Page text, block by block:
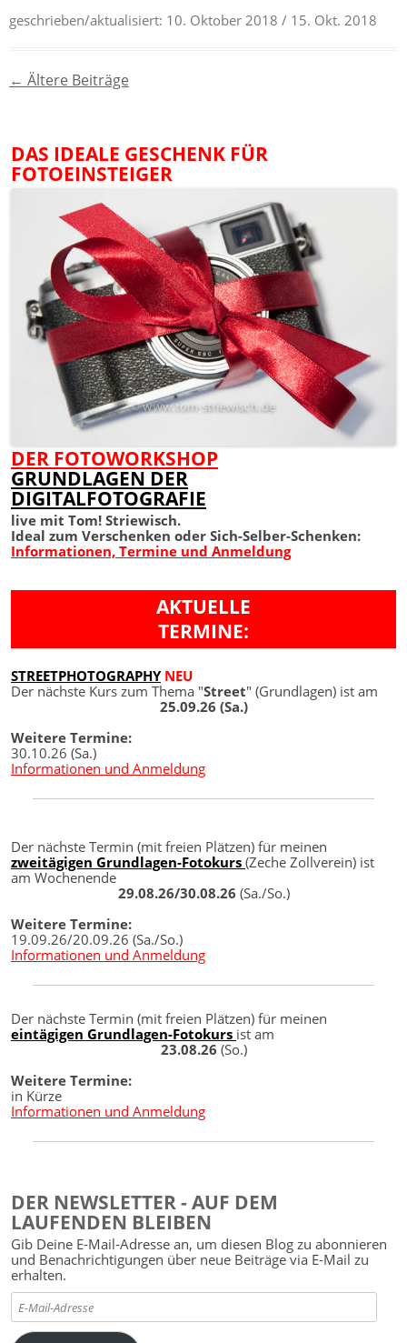
geschrieben/aktualisiert: 10. Oktober 2018 / 15. Okt. 2018
Beitragsnavigation
← Ältere Beiträge
DAS IDEALE GESCHENK FÜR
FOTOEINSTEIGER
DER FOTOWORKSHOP
GRUNDLAGEN DER
DIGITALFOTOGRAFIE
live mit Tom! Striewisch.
Ideal zum Verschenken oder Sich-Selber-Schenken:
Informationen, Termine und Anmeldung
AKTUELLE
TERMINE:
STREETPHOTOGRAPHY NEU
Der nächste Kurs zum Thema "Street" (Grundlagen) ist am
25.09.26 (Sa.)
Weitere Termine:
30.10.26 (Sa.)
Informationen und Anmeldung
Der nächste Termin (mit freien Plätzen) für meinen
zweitägigen Grundlagen-Fotokurs (Zeche Zollverein) ist
am Wochenende
29.08.26/30.08.26 (Sa./So.)
Weitere Termine:
19.09.26/20.09.26 (Sa./So.)
Informationen und Anmeldung
Der nächste Termin (mit freien Plätzen) für meinen
eintägigen Grundlagen-Fotokurs ist am
23.08.26 (So.)
Weitere Termine:
in Kürze
Informationen und Anmeldung
DER NEWSLETTER - AUF DEM
LAUFENDEN BLEIBEN
Gib Deine E-Mail-Adresse an, um diesen Blog zu abonnieren
und Benachrichtigungen über neue Beiträge via E-Mail zu
erhalten.
E-
Mail-
Adresse